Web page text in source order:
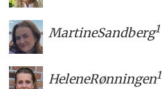
MartineSandberg1
HeleneRønningen1